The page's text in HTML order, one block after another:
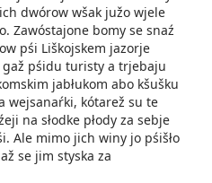
dwórow wšak južo wjele
Zawóstajone bomy se snaź
pśi Liškojskem jazorje
pśidu turisty a trjebaju
jabłukom abo kšušku
wejsanaŕki, kótarež su te
na słodke płody za sebje
Ale mimo jich winy jo pśišło
se jim styska za